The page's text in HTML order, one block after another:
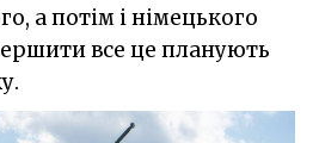
а потім і німецького
все це планують